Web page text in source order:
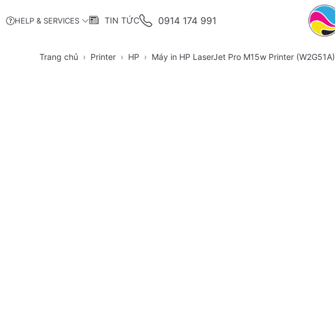
HELP & SERVICES TIN TỨC 0914 174 991
Trang chủ Printer HP Máy in HP LaserJet Pro M15w Printer (W2G51A)